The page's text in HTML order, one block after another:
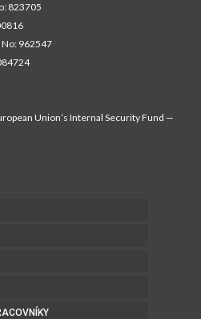
823705
No: 962547
Union’s Internal Security Fund —